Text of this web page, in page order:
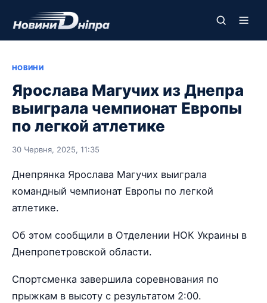
НОВИНИ
Ярослава Магучих из Днепра
выиграла чемпионат Европы
по легкой атлетике
30 Червня, 2025, 11:35
Днепрянка Ярослава Магучих выиграла
командный чемпионат Европы по легкой
атлетике.
Об этом сообщили в Отделении НОК Украины в
Днепропетровской области.
Спортсменка завершила соревнования по
прыжкам в высоту с результатом 2:00.